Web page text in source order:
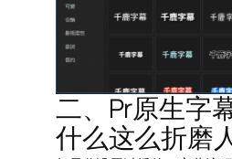
二、Pr原生字
什么这么折磨